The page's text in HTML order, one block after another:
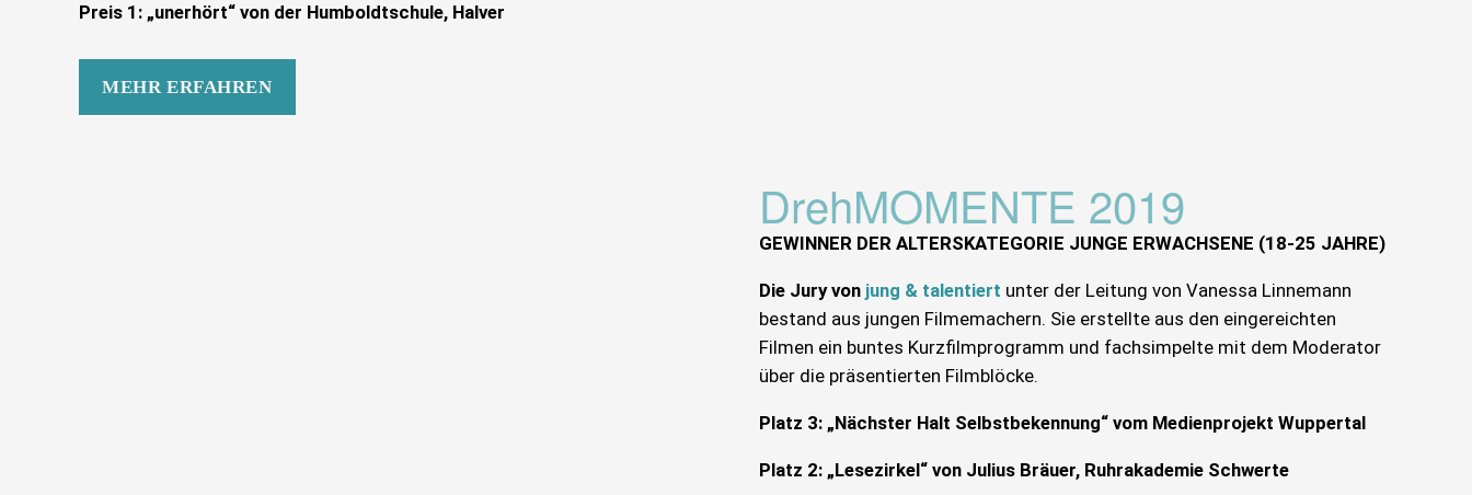
Preis 1: „unerhört“ von der Humboldtschule, Halver
MEHR ERFAHREN
DrehMOMENTE 2019
GEWINNER DER ALTERSKATEGORIE JUNGE ERWACHSENE (18-25 JAHRE)
Die Jury von jung & talentiert unter der Leitung von Vanessa Linnemann
bestand aus jungen Filmemachern. Sie erstellte aus den eingereichten
Filmen ein buntes Kurzfilmprogramm und fachsimpelte mit dem Moderator
über die präsentierten Filmblöcke.
Platz 3: „Nächster Halt Selbstbekennung“ vom Medienprojekt Wuppertal
Platz 2: „Lesezirkel“ von Julius Bräuer, Ruhrakademie Schwerte